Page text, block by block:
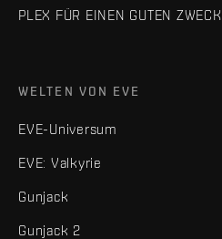
PLEX FÜR EINEN GUTEN ZWECK
WELTEN VON EVE
EVE-Universum
EVE: Valkyrie
Gunjack
Gunjack 2